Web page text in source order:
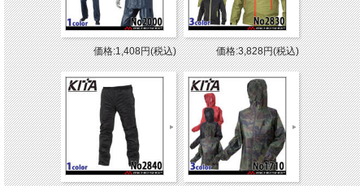
価格:1,408円(税込) 価格:3,828円(税込)